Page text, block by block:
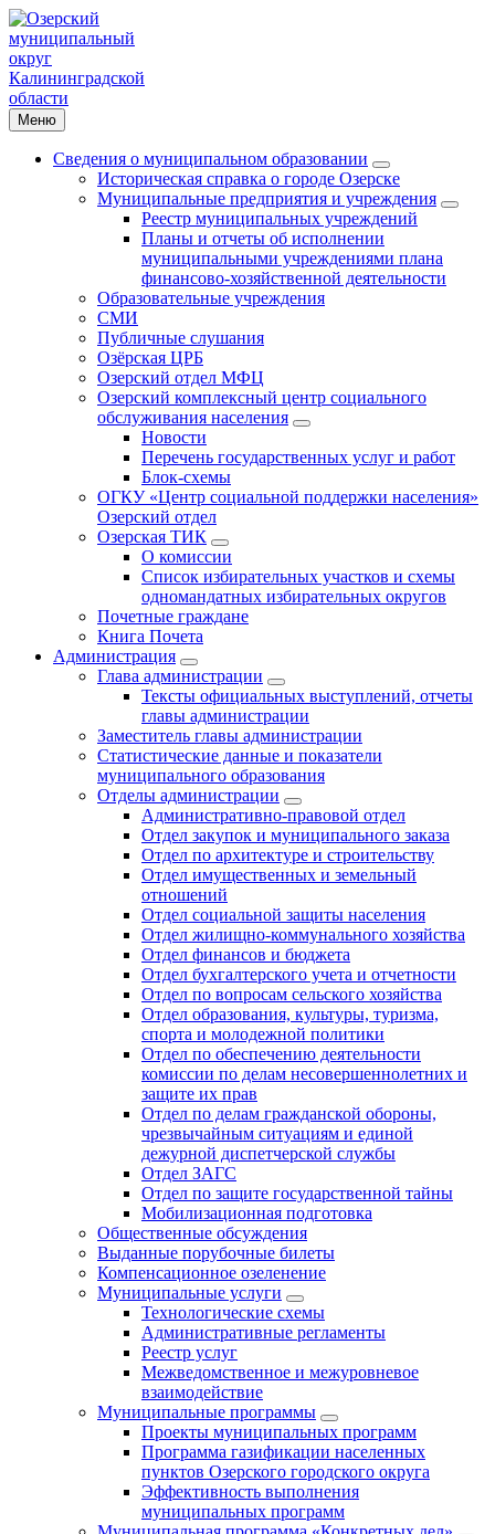
Меню
Сведения о муниципальном образовании
Историческая справка о городе Озерске
Муниципальные предприятия и учреждения
Реестр муниципальных учреждений
Планы и отчеты об исполнении
муниципальными учреждениями плана
финансово-хозяйственной деятельности
Образовательные учреждения
СМИ
Публичные слушания
Озёрская ЦРБ
Озерский отдел МФЦ
Озерский комплексный центр социального
обслуживания населения
Новости
Перечень государственных услуг и работ
Блок-схемы
ОГКУ «Центр социальной поддержки населения»
Озерский отдел
Озерская ТИК
О комиссии
Список избирательных участков и схемы
одномандатных избирательных округов
Почетные граждане
Книга Почета
Администрация
Глава администрации
Тексты официальных выступлений, отчеты
главы администрации
Заместитель главы администрации
Статистические данные и показатели
муниципального образования
Отделы администрации
Административно-правовой отдел
Отдел закупок и муниципального заказа
Отдел по архитектуре и строительству
Отдел имущественных и земельный
отношений
Отдел социальной защиты населения
Отдел жилищно-коммунального хозяйства
Отдел финансов и бюджета
Отдел бухгалтерского учета и отчетности
Отдел по вопросам сельского хозяйства
Отдел образования, культуры, туризма,
спорта и молодежной политики
Отдел по обеспечению деятельности
комиссии по делам несовершеннолетних и
защите их прав
Отдел по делам гражданской обороны,
чрезвычайным ситуациям и единой
дежурной диспетчерской службы
Отдел ЗАГС
Отдел по защите государственной тайны
Мобилизационная подготовка
Общественные обсуждения
Выданные порубочные билеты
Компенсационное озеленение
Муниципальные услуги
Технологические схемы
Административные регламенты
Реестр услуг
Межведомственное и межуровневое
взаимодействие
Муниципальные программы
Проекты муниципальных программ
Программа газификации населенных
пунктов Озерского городского округа
Эффективность выполнения
муниципальных программ